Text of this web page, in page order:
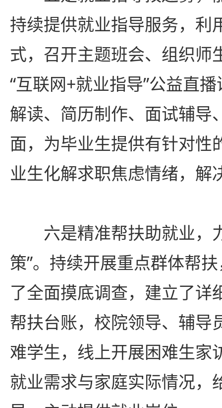
持续提供就业指导服务，利
式，召开主题班会、组织师
“互联网+就业指导”公益直
解读、简历制作、面试辅导
面，为毕业生提供有针对性
业生化解求职焦虑情绪，解
六是精准帮扶助就业，
策”。持续开展重点群体帮
了全面摸底调查，建立了详
帮扶台账，校院领导、辅导
难学生，线上开展困难生家
就业需求与家庭实际情况，